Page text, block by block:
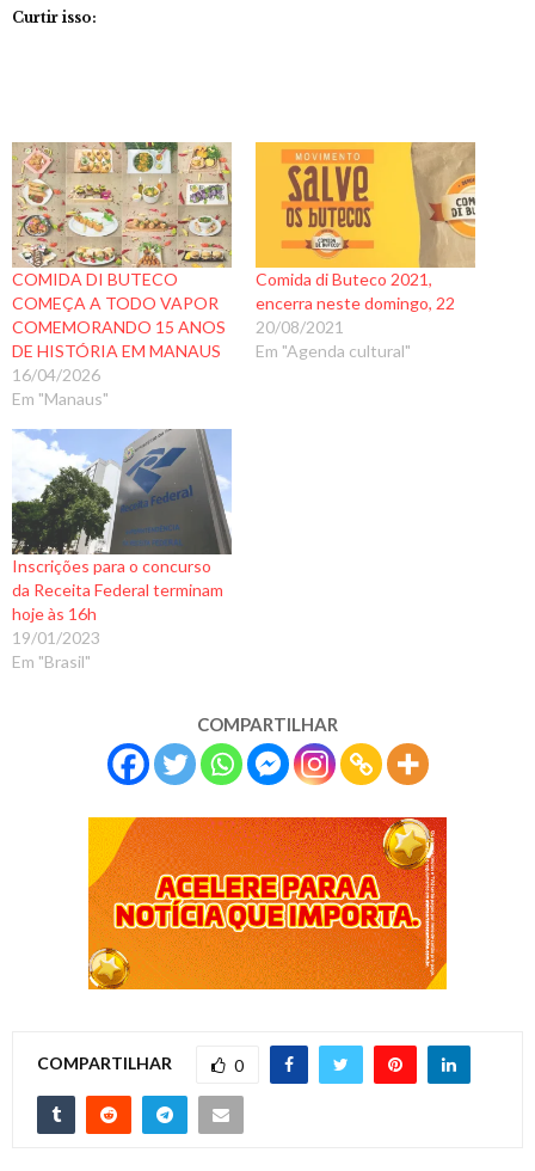
Curtir isso:
COMIDA DI BUTECO
COMEÇA A TODO VAPOR
COMEMORANDO 15 ANOS
DE HISTÓRIA EM MANAUS
16/04/2026
Em "Manaus"
Comida di Buteco 2021,
encerra neste domingo, 22
20/08/2021
Em "Agenda cultural"
Inscrições para o concurso
da Receita Federal terminam
hoje às 16h
19/01/2023
Em "Brasil"
COMPARTILHAR
COMPARTILHAR 0